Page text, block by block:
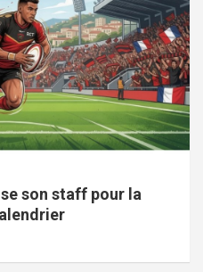
son staff pour la